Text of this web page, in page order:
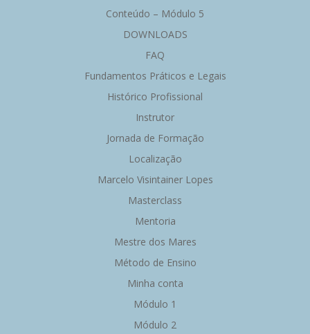
Conteúdo – Módulo 5
DOWNLOADS
FAQ
Fundamentos Práticos e Legais
Histórico Profissional
Instrutor
Jornada de Formação
Localização
Marcelo Visintainer Lopes
Masterclass
Mentoria
Mestre dos Mares
Método de Ensino
Minha conta
Módulo 1
Módulo 2